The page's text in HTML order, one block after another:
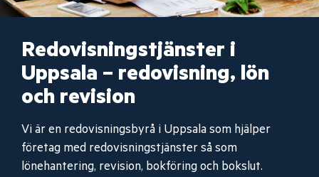
Redovisningstjänster i
Uppsala – redovisning, lön
och revision
Vi är en redovisningsbyrå i Uppsala som hjälper
företag med redovisningstjänster så som
lönehantering, revision, bokföring och bokslut.